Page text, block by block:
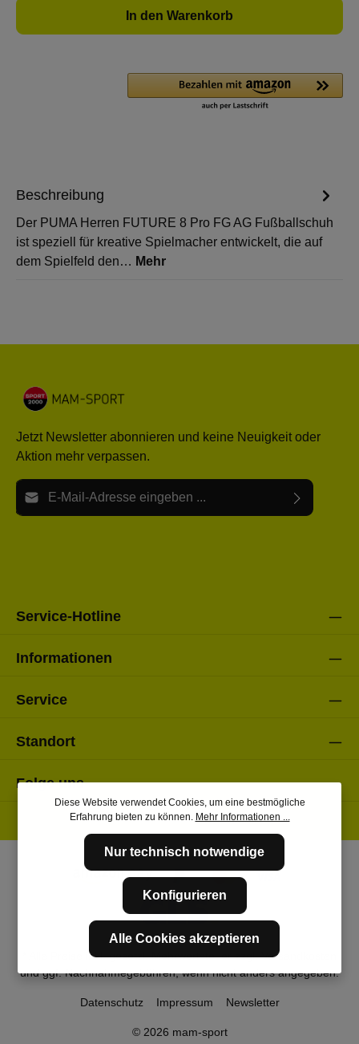
In den Warenkorb
Beschreibung
Der PUMA Herren FUTURE 8 Pro FG AG Fußballschuh
ist speziell für kreative Spielmacher entwickelt, die auf
dem Spielfeld den… Mehr
Jetzt Newsletter abonnieren und keine Neuigkeit oder
Aktion mehr verpassen.
E-Mail-Adresse*
Service-Hotline
Informationen
Service
Standort
Folge uns
* Alle Preise inkl. gesetzl. Mehrwertsteuer zzgl.Versandkosten
und ggf. Nachnahmegebühren, wenn nicht anders angegeben.
© 2026 mam-sport
Datenschutz Impressum Newsletter
Diese Website verwendet Cookies, um eine bestmögliche
Erfahrung bieten zu können. Mehr Informationen ...
Nur technisch notwendige
Konfigurieren
Alle Cookies akzeptieren